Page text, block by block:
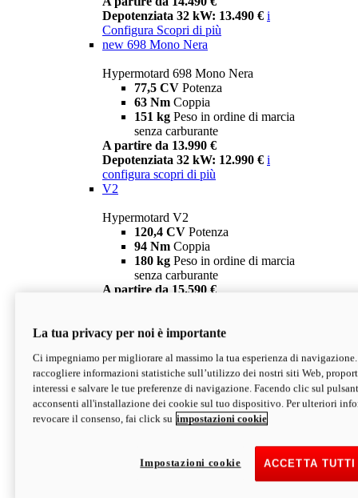
Depotenziata 32 kW: 13.490 € i
Configura Scopri di più
new 698 Mono Nera
Hypermotard 698 Mono Nera
77,5 CV Potenza
63 Nm Coppia
151 kg Peso in ordine di marcia
senza carburante
A partire da 13.990 €
Depotenziata 32 kW: 12.990 € i
configura scopri di più
V2
Hypermotard V2
120,4 CV Potenza
94 Nm Coppia
180 kg Peso in ordine di marcia
senza carburante
A partire da 15.590 €
V2 SP
Hypermotard V2 SP
120,4 CVPotenza
94 NmCoppia
177 kgPeso in ordine di marcia
senza carburante
Depotenziata 35 kW: 18.890 € i
configura scopri di più
La tua privacy per noi è importante
Ci impegniamo per migliorare al massimo la tua esperienza di
raccogliere informazioni statistiche sull’utilizzo dei nostri siti Web,
interessi e salvare le tue preferenze di navigazione. Facendo clic sul
acconsenti all'installazione dei cookie sul tuo dispositivo. Per ulteriori
revocare il consenso, fai click su impostazioni cookie
ACCETTA
Impostazioni cookie